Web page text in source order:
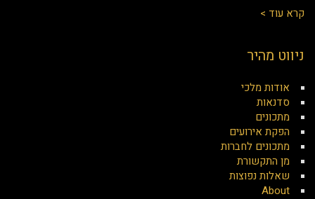
קרא עוד >
ניווט מהיר
אודות מלכי
סדנאות
מתכונים
הפקת אירועים
מתכונים לחברות
מן התקשורת
שאלות נפוצות
About